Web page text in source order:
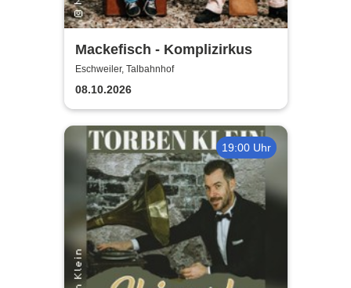
Mackefisch - Komplizirkus
Eschweiler, Talbahnhof
08.10.2026
19:00 Uhr